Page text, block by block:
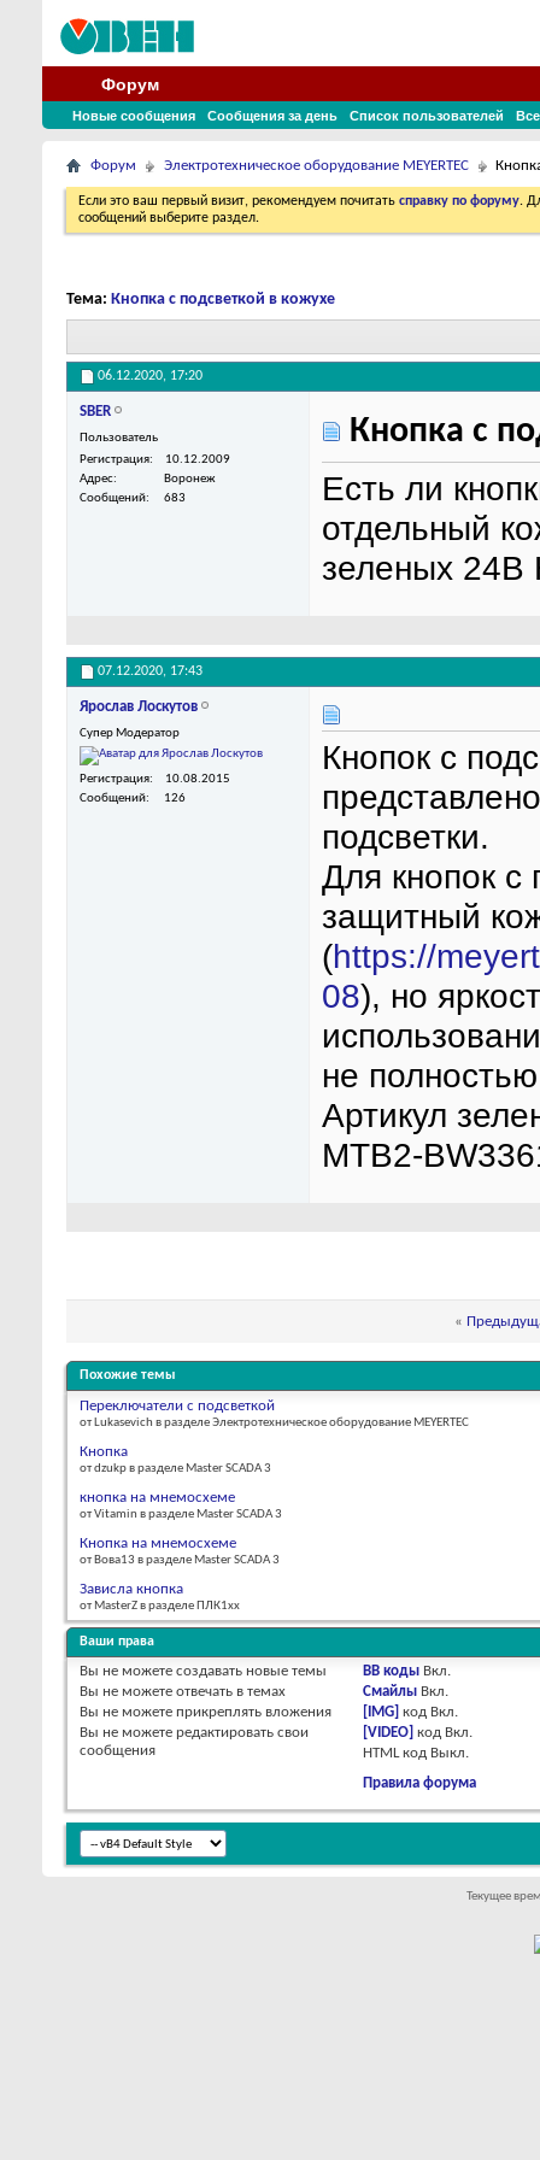
Форум
Новые сообщения Сообщения за день Список пользователей
Форум Электротехническое оборудование MEYERTEC
Если это ваш первый визит, рекомендуем почитать справку по форуму.
сообщений выберите раздел.
Тема: Кнопка с подсветкой в кожухе
06.12.2020, 17:20
SBER
Пользователь
Регистрация
10.12.2009
Адрес
Воронеж
Сообщений
683
Кнопка с
Есть ли
отдельный
зеленых
07.12.2020, 17:43
Ярослав Лоскутов
Супер Модератор
Регистрация
10.08.2015
Сообщений
126
Кнопок с
подсветки.
Для кнопок с
защитный
(https://
08), но
не
Артикул
MTB2-
«
Похожие темы
Переключатели с подсветкой
от Lukasevich в разделе Электротехническое оборудование MEYERTEC
Кнопка
от dzukp в разделе Master SCADA 3
кнопка на мнемосхеме
от Vitamin в разделе Master SCADA 3
Кнопка на мнемосхеме
от Вова13 в разделе Master SCADA 3
Зависла кнопка
от MasterZ в разделе ПЛК1хх
Ваши права
Вы не можете создавать новые темы
Вы не можете отвечать в темах
Вы не можете прикреплять вложения
Вы не можете редактировать свои
сообщения
BB коды Вкл.
Смайлы Вкл.
[IMG] код Вкл.
[VIDEO] код Вкл.
HTML код Выкл.
Правила форума
Текущее